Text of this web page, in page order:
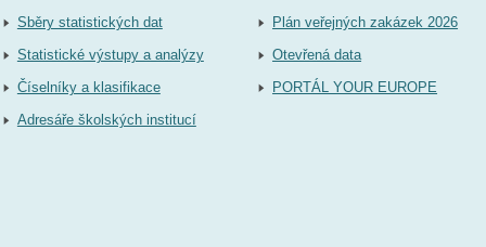
Sběry statistických dat
Statistické výstupy a analýzy
Číselníky a klasifikace
Adresáře školských institucí
Plán veřejných zakázek 2026
Otevřená data
PORTÁL YOUR EUROPE